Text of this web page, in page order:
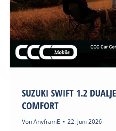
SUZUKI SWIFT 1.2
COMFORT
VonAnyframE 22. Juni 2026